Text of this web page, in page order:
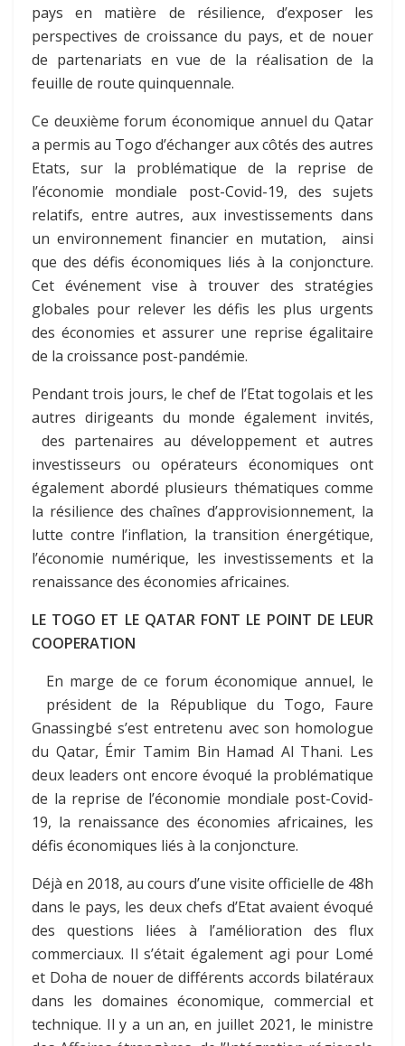
pays en matière de résilience, d’exposer les
perspectives de croissance du pays, et de nouer
de partenariats en vue de la réalisation de la
feuille de route quinquennale.
Ce deuxième forum économique annuel du Qatar
a permis au Togo d’échanger aux côtés des autres
Etats, sur la problématique de la reprise de
l’économie mondiale post-Covid-19, des sujets
relatifs, entre autres, aux investissements dans
un environnement financier en mutation, ainsi
que des défis économiques liés à la conjoncture.
Cet événement vise à trouver des stratégies
globales pour relever les défis les plus urgents
des économies et assurer une reprise égalitaire
de la croissance post-pandémie.
Pendant trois jours, le chef de l’Etat togolais et les
autres dirigeants du monde également invités,
des partenaires au développement et autres
investisseurs ou opérateurs économiques ont
également abordé plusieurs thématiques comme
la résilience des chaînes d’approvisionnement, la
lutte contre l’inflation, la transition énergétique,
l’économie numérique, les investissements et la
renaissance des économies africaines.
LE TOGO ET LE QATAR FONT LE POINT DE LEUR
COOPERATION
En marge de ce forum économique annuel, le
président de la République du Togo, Faure
Gnassingbé s’est entretenu avec son homologue
du Qatar, Émir Tamim Bin Hamad Al Thani. Les
deux leaders ont encore évoqué la problématique
de la reprise de l’économie mondiale post-Covid-
19, la renaissance des économies africaines, les
défis économiques liés à la conjoncture.
Déjà en 2018, au cours d’une visite officielle de 48h
dans le pays, les deux chefs d’Etat avaient évoqué
des questions liées à l’amélioration des flux
commerciaux. Il s’était également agi pour Lomé
et Doha de nouer de différents accords bilatéraux
dans les domaines économique, commercial et
technique. Il y a un an, en juillet 2021, le ministre